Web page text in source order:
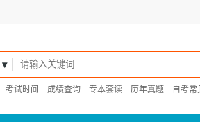
考试时间 成绩查询 专本套读 历年真题 自考常